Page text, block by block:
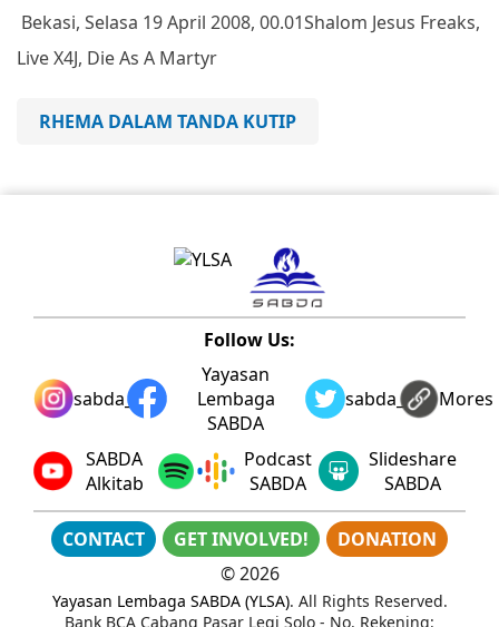
Bekasi, Selasa 19 April 2008, 00.01Shalom Jesus Freaks,
Live X4J, Die As A Martyr
RHEMA DALAM TANDA KUTIP
Follow Us:
sabda_ylsa
Yayasan
Lembaga
SABDA
sabda_ylsaMores
SABDA
Alkitab
Podcast
SABDA
Slideshare
SABDA
CONTACT GET INVOLVED!
DONATION
©2026
Yayasan Lembaga SABDA (YLSA). All Rights Reserved.
Bank BCA Cabang Pasar Legi Solo - No. Rekening: